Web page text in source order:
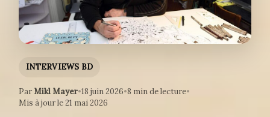
INTERVIEWS BD
Par Mikl Mayer•18 juin 2026•8 min de lecture•
Mis à jour le 21 mai 2026